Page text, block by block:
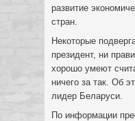
развитие
стран.
Некоторые
президент, ни
хорошо умеют
ничего за так. Об
лидер Беларуси.
По информации